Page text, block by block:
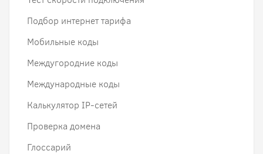
Подбор интернет тарифа
Мобильные коды
Междугородние коды
Международные коды
Калькулятор IP-сетей
Проверка домена
Глоссарий